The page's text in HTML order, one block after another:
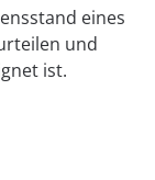
eines
und
ist.